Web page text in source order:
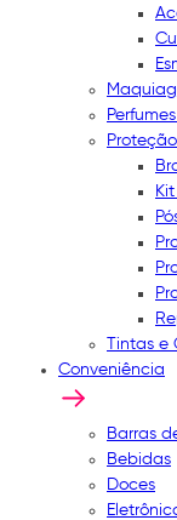
Tintas e
Conveniência
Barras
Bebidas
Doces